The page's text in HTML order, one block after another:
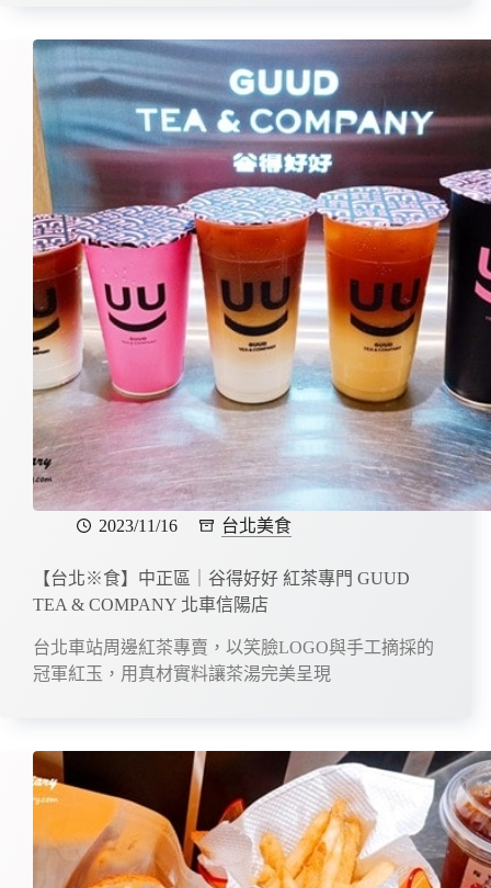
2023/11/16 台北美食
【台北※食】中正區｜谷得好好 紅茶專門 GUUD
TEA & COMPANY 北車信陽店
台北車站周邊紅茶專賣，以笑臉LOGO與手工摘採的
冠軍紅玉，用真材實料讓茶湯完美呈現